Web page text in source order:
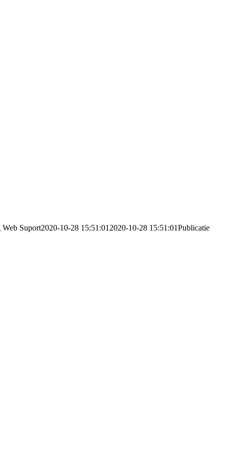
Web Suport2020-10-28 15:51:01 2020-10-28 15:51:01Publicatie